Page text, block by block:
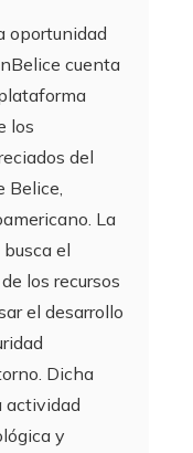
oportunidad
cuenta
los
del
Belice,
La
el
los recursos
el desarrollo
Dicha
actividad
y